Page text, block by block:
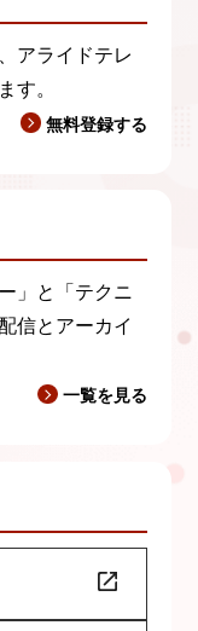
アライドテレ
す。
無料登録する
」と「テクニ
信とアーカイ
一覧を見る